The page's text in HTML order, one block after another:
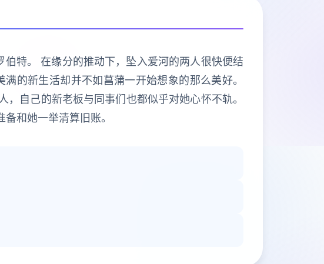
特。 在缘分的推动下，坠入爱河的两人很快便结
的新生活却并不如菖蒲一开始想象的那么美好。
自己的新老板与同事们也都似乎对她心怀不轨。
和她一举清算旧账。